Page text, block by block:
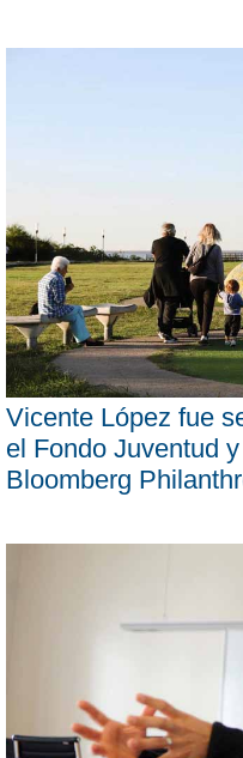
Vicente López fue
el Fondo Juventud
Bloomberg